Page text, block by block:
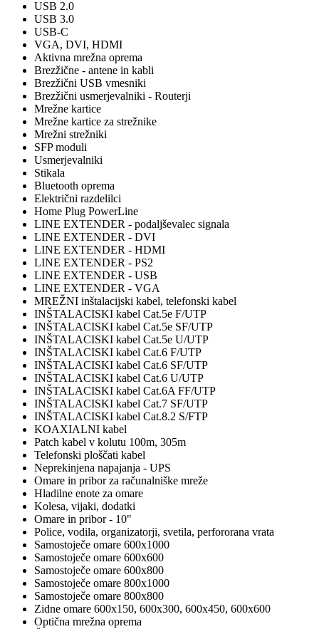
USB 2.0
USB 3.0
USB-C
VGA, DVI, HDMI
Aktivna mrežna oprema
Brezžične - antene in kabli
Brezžični USB vmesniki
Brezžični usmerjevalniki - Routerji
Mrežne kartice
Mrežne kartice za strežnike
Mrežni strežniki
SFP moduli
Usmerjevalniki
Stikala
Bluetooth oprema
Električni razdelilci
Home Plug PowerLine
LINE EXTENDER - podaljševalec signala
LINE EXTENDER - DVI
LINE EXTENDER - HDMI
LINE EXTENDER - PS2
LINE EXTENDER - USB
LINE EXTENDER - VGA
MREŽNI inštalacijski kabel, telefonski kabel
INŠTALACISKI kabel Cat.5e F/UTP
INŠTALACISKI kabel Cat.5e SF/UTP
INŠTALACISKI kabel Cat.5e U/UTP
INŠTALACISKI kabel Cat.6 F/UTP
INŠTALACISKI kabel Cat.6 SF/UTP
INŠTALACISKI kabel Cat.6 U/UTP
INŠTALACISKI kabel Cat.6A FF/UTP
INŠTALACISKI kabel Cat.7 SF/UTP
INŠTALACISKI kabel Cat.8.2 S/FTP
KOAXIALNI kabel
Patch kabel v kolutu 100m, 305m
Telefonski ploščati kabel
Neprekinjena napajanja - UPS
Omare in pribor za računalniške mreže
Hladilne enote za omare
Kolesa, vijaki, dodatki
Omare in pribor - 10"
Police, vodila, organizatorji, svetila, perfororana vrata
Samostoječe omare 600x1000
Samostoječe omare 600x600
Samostoječe omare 600x800
Samostoječe omare 800x1000
Samostoječe omare 800x800
Zidne omare 600x150, 600x300, 600x450, 600x600
Optična mrežna oprema